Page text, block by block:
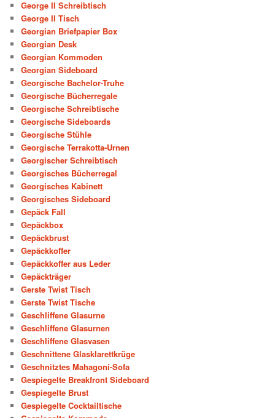
George II Schreibtisch
George II Tisch
Georgian Briefpapier Box
Georgian Desk
Georgian Kommoden
Georgian Sideboard
Georgische Bachelor-Truhe
Georgische Bücherregale
Georgische Schreibtische
Georgische Sideboards
Georgische Stühle
Georgische Terrakotta-Urnen
Georgischer Schreibtisch
Georgisches Bücherregal
Georgisches Kabinett
Georgisches Sideboard
Gepäck Fall
Gepäckbox
Gepäckbrust
Gepäckkoffer
Gepäckkoffer aus Leder
Gepäckträger
Gerste Twist Tisch
Gerste Twist Tische
Geschliffene Glasurne
Geschliffene Glasurnen
Geschliffene Glasvasen
Geschnittene Glasklarettkrüge
Geschnitztes Mahagoni-Sofa
Gespiegelte Breakfront Sideboard
Gespiegelte Brust
Gespiegelte Cocktailtische